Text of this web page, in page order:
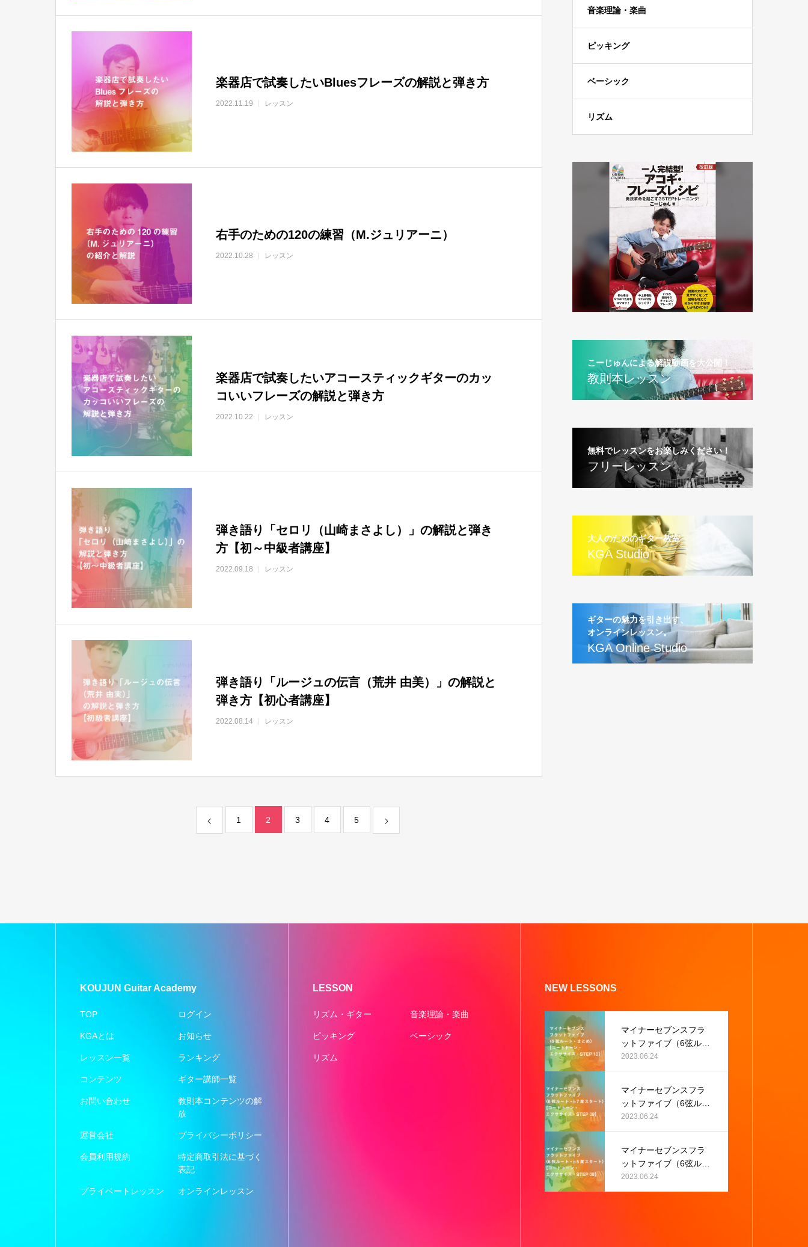
楽器店で試奏したいBluesフレーズの解説と弾き方
2022.11.19 レッスン
右手のための120の練習（M.ジュリアーニ）
2022.10.28 レッスン
楽器店で試奏したいアコースティックギターのカッ
コいいフレーズの解説と弾き方
2022.10.22 レッスン
弾き語り「セロリ（山崎まさよし）」の解説と弾き
方【初～中級者講座】
2022.09.18 レッスン
弾き語り「ルージュの伝言（荒井 由美）」の解説と
弾き方【初心者講座】
2022.08.14 レッスン
1 2 3 4 5
音楽理論・楽曲
ピッキング
ベーシック
リズム
こーじゅんによる解説動画を大公開！
教則本レッスン
無料でレッスンをお楽しみください！
フリーレッスン
大人のためのギター教室
KGA Studio
ギターの魅力を引き出す、
オンラインレッスン。
KGA Online Studio
KOUJUN Guitar Academy
TOP ログイン
KGAとは お知らせ
レッスン一覧 ランキング
コンテンツ ギター講師一覧
お問い合わせ
教則本コンテンツの解
放
運営会社 プライバシーポリシー
会員利用規約
特定商取引法に基づく
表記
プライベートレッスン オンラインレッスン
LESSON
リズム・ギター 音楽理論・楽曲
ピッキング ベーシック
リズム
NEW LESSONS
マイナーセブンスフラ
ットファイブ（6弦ルー
ト・まとめ）【コード
トーン・エクササイ
2023.06.24
マイナーセブンスフラ
ットファイブ（6弦ルー
ト・♭7度スタート）
【コードトーン・エク
2023.06.24
マイナーセブンスフラ
ットファイブ（6弦ルー
ト・♭5度スタート）
【コードトーン・エク
2023.06.24
新規会員登録